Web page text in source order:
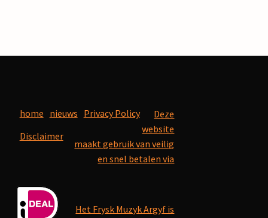
home nieuws Privacy Policy
Disclaimer
Deze
website
maakt gebruik van veilig
en snel betalen via
Het Frysk Muzyk Argyf is